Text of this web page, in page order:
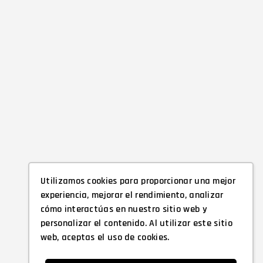
Utilizamos cookies para proporcionar una mejor
experiencia, mejorar el rendimiento, analizar
cómo interactúas en nuestro sitio web y
personalizar el contenido. Al utilizar este sitio
web, aceptas el uso de cookies.